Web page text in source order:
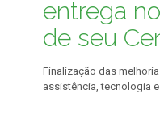
entrega
de seu
Finalização das
assistência, tecnologia